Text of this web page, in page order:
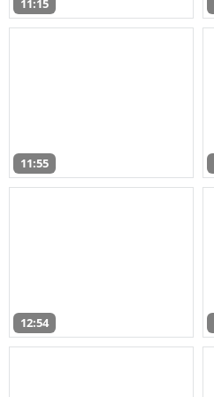
11:15
11:55
12:54